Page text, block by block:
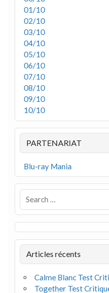
01/10
02/10
03/10
04/10
05/10
06/10
07/10
08/10
09/10
10/10
PARTENARIAT
Blu-ray Mania
Articles récents
Calme Blanc Test
Together Test